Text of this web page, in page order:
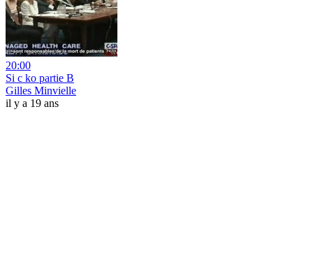
20:00
Si c ko partie B
Gilles Minvielle
il y a 19 ans